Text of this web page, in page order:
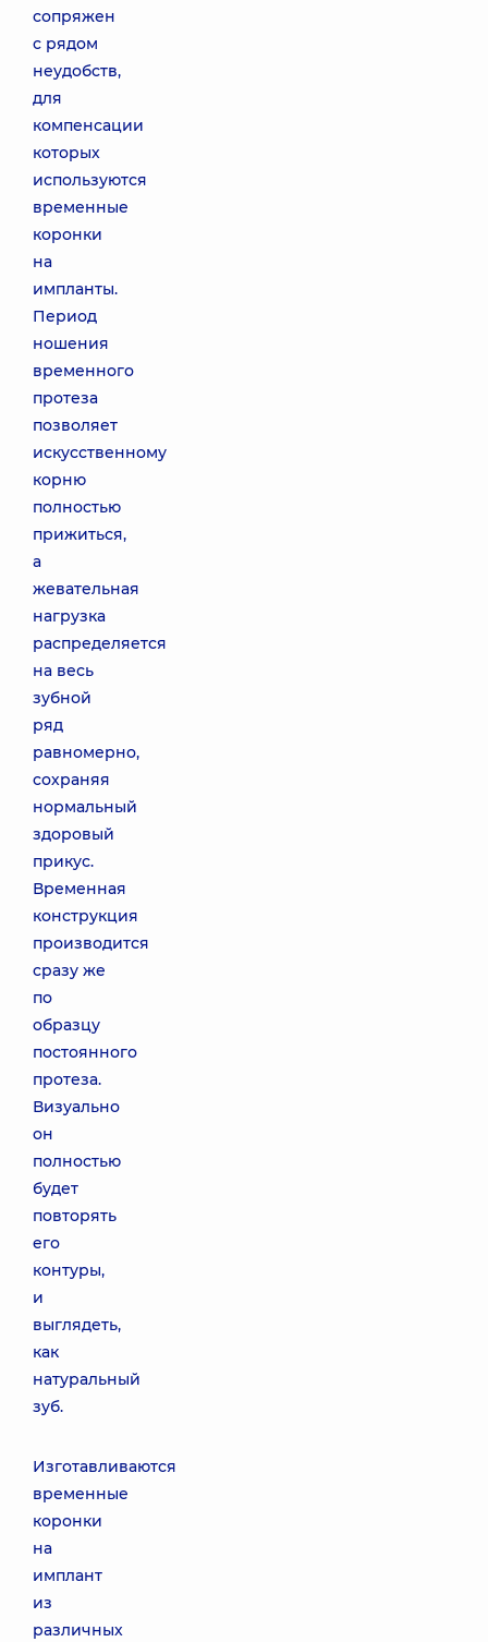
сопряжен
с рядом
неудобств,
для
компенсации
которых
используются
временные
коронки
на
импланты.
Период
ношения
временного
протеза
позволяет
искусственному
корню
полностью
прижиться,
а
жевательная
нагрузка
распределяется
на весь
зубной
ряд
равномерно,
сохраняя
нормальный
здоровый
прикус.
Временная
конструкция
производится
сразу же
по
образцу
постоянного
протеза.
Визуально
он
полностью
будет
повторять
его
контуры,
и
выглядеть,
как
натуральный
зуб.
Изготавливаются
временные
коронки
на
имплант
из
различных